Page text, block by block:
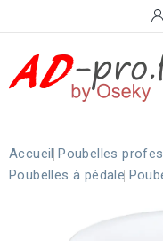
Accueil Poubelles
Poubelles à pédale